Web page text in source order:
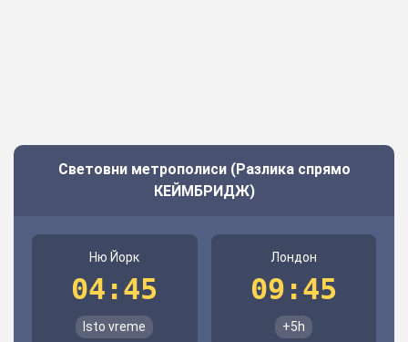
Световни метрополиси (Разлика спрямо
КЕЙМБРИДЖ)
Ню Йорк
04:45
Isto vreme
Лондон
09:45
+5h